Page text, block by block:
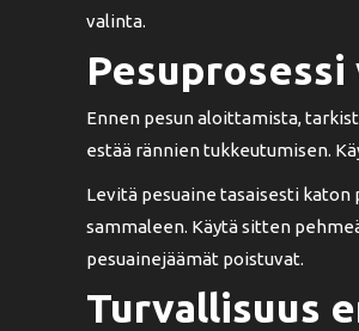
valinta.
Ennen pesun aloittamista,
estää rännien tukkeutumisen.
Levitä pesuaine tasaisesti katon
sammaleen. Käytä sitten
pesuainejäämät poistuvat.
Turvallisuus